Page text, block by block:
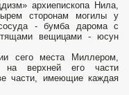
архиепископа Нила,
сторонам могилы у
- бумба дарома с
вещицами - юсун
сего места Миллером,
на верхней его части
части, имеющие каждая